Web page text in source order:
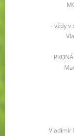
- vždy v
Vladimír